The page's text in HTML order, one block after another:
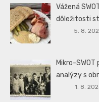
Vážená
dôležitosti
5. 8.
Mikro-
analýzy s
1. 8.